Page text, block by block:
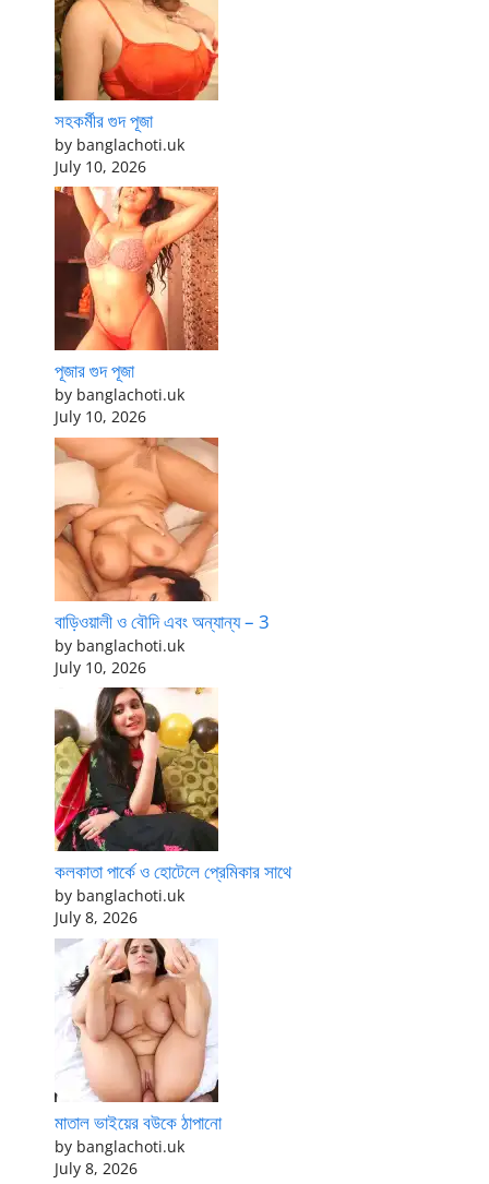
সহকর্মীর গুদ পূজা
by banglachoti.uk
July 10, 2026
পূজার গুদ পূজা
by banglachoti.uk
July 10, 2026
বাড়িওয়ালী ও বৌদি এবং অন্যান্য – 3
by banglachoti.uk
July 10, 2026
কলকাতা পার্কে ও হোটেলে প্রেমিকার সাথে
by banglachoti.uk
July 8, 2026
মাতাল ভাইয়ের বউকে ঠাপানো
by banglachoti.uk
July 8, 2026